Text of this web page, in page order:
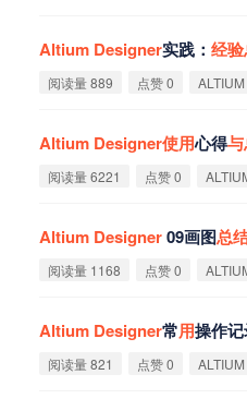
Altium Designer实践： 经验
阅读量 889 点赞 0
Altium Designer使用心得与
阅读量 6221 点赞 0
Altium Designer09画图总
阅读量 1168 点赞 0
Altium Designer常用操作
阅读量 821 点赞 0